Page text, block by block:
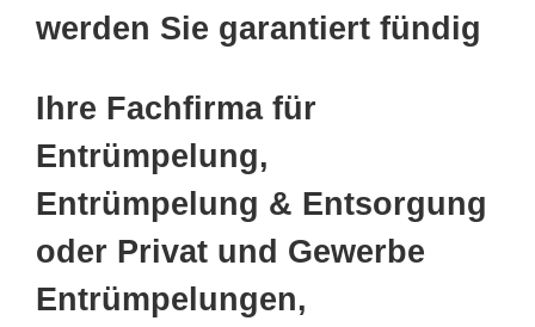
werden Sie garantiert fündig
Ihre Fachfirma für
Entrümpelung,
Entrümpelung & Entsorgung
oder Privat und Gewerbe
Entrümpelungen,